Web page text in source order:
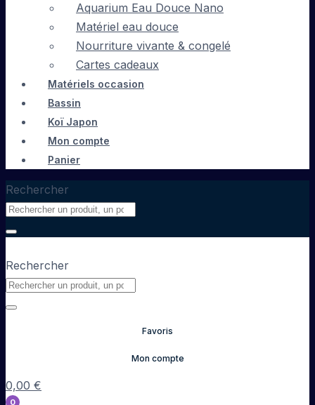
Aquarium Eau Douce Nano
Matériel eau douce
Nourriture vivante & congelé
Cartes cadeaux
Matériels occasion
Bassin
Koï Japon
Mon compte
Panier
Rechercher
Rechercher
Favoris
Mon compte
0,00 €
0